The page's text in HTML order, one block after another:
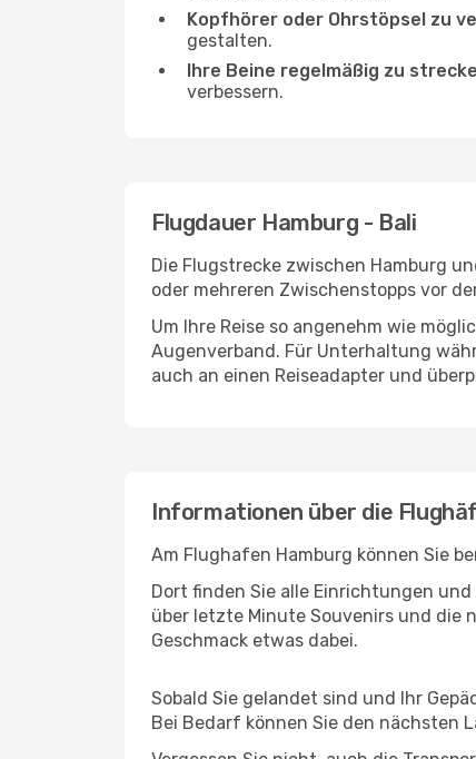
Kopfhörer oder Ohrstöpsel zu
gestalten.
Ihre Beine regelmäßig zu
verbessern.
Flugdauer Hamburg - Bali
Die Flugstrecke zwischen Hamburg
oder mehreren Zwischenstopps vor
Um Ihre Reise so angenehm wie
Augenverband. Für Unterhaltung
auch an einen Reiseadapter und
Informationen über die
Am Flughafen Hamburg können Sie
Dort finden Sie alle Einrichtungen
über letzte Minute Souvenirs und die
Geschmack etwas dabei.
Sobald Sie gelandet sind und Ihr
Bei Bedarf können Sie den nächsten